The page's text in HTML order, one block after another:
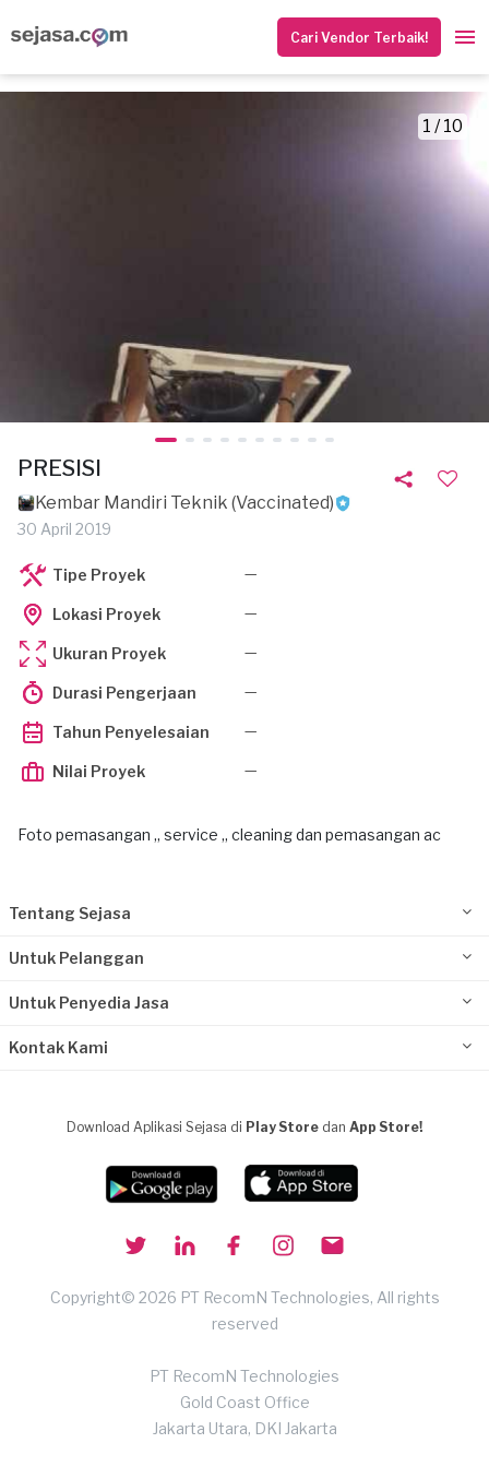
Cari Vendor Terbaik!
1 / 10
PRESISI
Kembar Mandiri Teknik (Vaccinated)
30 April 2019
Tipe Proyek —
Lokasi Proyek —
Ukuran Proyek —
Durasi Pengerjaan —
Tahun Penyelesaian —
Nilai Proyek —
Foto pemasangan ,, service ,, cleaning dan pemasangan ac
Tentang Sejasa
Untuk Pelanggan
Untuk Penyedia Jasa
Kontak Kami
Download Aplikasi Sejasa di Play Store dan App Store!
Copyright© 2026 PT RecomN Technologies, All rights
reserved
PT RecomN Technologies
Gold Coast Office
Jakarta Utara, DKI Jakarta